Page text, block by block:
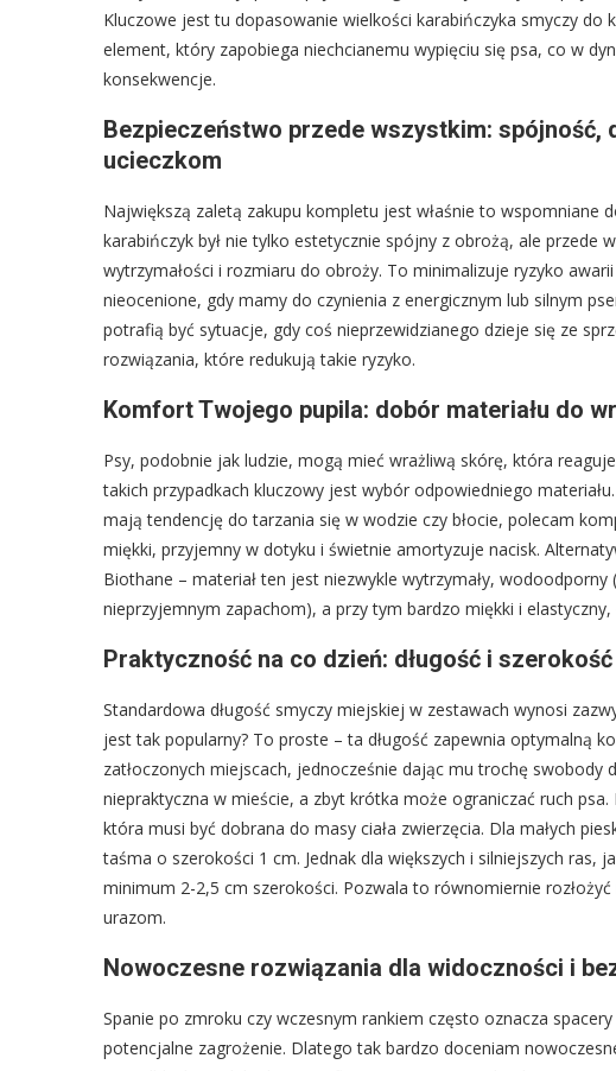
Kluczowe jest tu dopasowanie wielkości karabińczyka smyczy do
element, który zapobiega niechcianemu wypięciu się psa, co w
konsekwencje.
Bezpieczeństwo przede wszystkim: spójność,
ucieczkom
Największą zaletą zakupu kompletu jest właśnie to wspomniane
karabińczyk był nie tylko estetycznie spójny z obrożą, ale przede
wytrzymałości i rozmiaru do obroży. To minimalizuje ryzyko
nieocenione, gdy mamy do czynienia z energicznym lub silnym
potrafią być sytuacje, gdy coś nieprzewidzianego dzieje się ze
rozwiązania, które redukują takie ryzyko.
Komfort Twojego pupila: dobór materiału do
Psy, podobnie jak ludzie, mogą mieć wrażliwą skórę, która
takich przypadkach kluczowy jest wybór odpowiedniego
mają tendencję do tarzania się w wodzie czy błocie, polecam
miękki, przyjemny w dotyku i świetnie amortyzuje nacisk.
Biothane – materiał ten jest niezwykle wytrzymały,
nieprzyjemnym zapachom), a przy tym bardzo miękki i
Praktyczność na co dzień: długość i
Standardowa długość smyczy miejskiej w zestawach wynosi
jest tak popularny? To proste – ta długość zapewnia optymalną
zatłoczonych miejscach, jednocześnie dając mu trochę swobody
niepraktyczna w mieście, a zbyt krótka może ograniczać ruch
która musi być dobrana do masy ciała zwierzęcia. Dla małych
taśma o szerokości 1 cm. Jednak dla większych i silniejszych ras,
minimum 2-2,5 cm szerokości. Pozwala to równomiernie
urazom.
Nowoczesne rozwiązania dla widoczności i
Spanie po zmroku czy wczesnym rankiem często oznacza
potencjalne zagrożenie. Dlatego tak bardzo doceniam